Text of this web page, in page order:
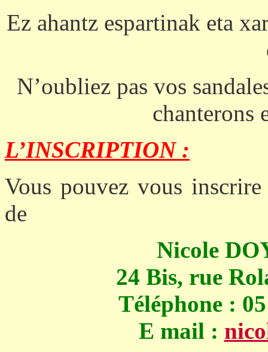
Ez ahantz espartinak eta
N’oubliez pas vos
chanterons
L’INSCRIPTION :
Vous pouvez vous
de
Nicole
24 Bis, rue
Téléphone :
E mail :